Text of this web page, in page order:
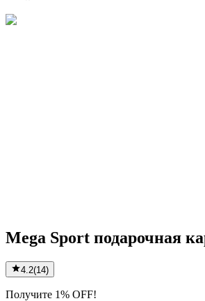
Mega Sport подарочная
4.2(14)
Получите 1% OFF!